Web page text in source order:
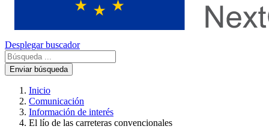
Desplegar buscador
Enviar búsqueda
Inicio
Comunicación
Información de interés
El lío de las carreteras convencionales